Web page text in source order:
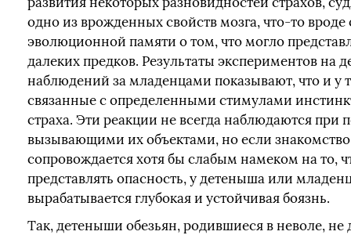
одно из врожденных свойств мозга, что-то вроде
эволюционной памяти о том, что могло
далеких предков. Результаты экспериментов на
наблюдений за младенцами показывают, что и у
связанные с определенными стимулами
страха. Эти реакции не всегда наблюдаются при
вызывающими их объектами, но если
сопровождается хотя бы слабым намеком на то,
представлять опасность, у детеныша или
вырабатывается глубокая и устойчивая боязнь.
Так, детеныши обезьян, родившиеся в неволе,